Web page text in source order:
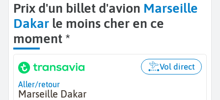
Prix d'un billet d'avion Marseille
Dakar le moins cher en ce
moment *
Aller/retour
Marseille Dakar
Vol direct